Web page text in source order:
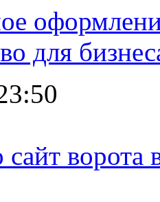
для
сайт